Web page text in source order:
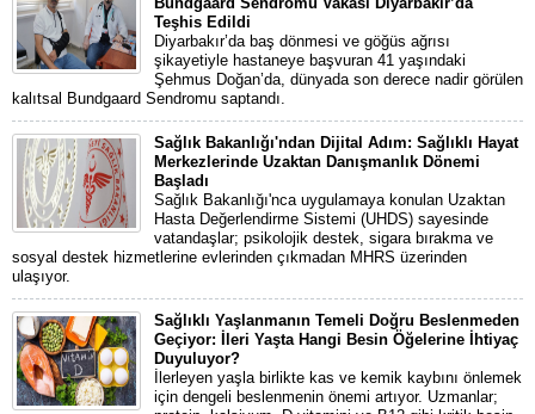
Teşhis Edildi
Diyarbakır’da baş dönmesi ve göğüs ağrısı
şikayetiyle hastaneye başvuran 41 yaşındaki
Şehmus Doğan’da, dünyada son derece nadir görülen
kalıtsal Bundgaard Sendromu saptandı.
Sağlık Bakanlığı'ndan Dijital Adım: Sağlıklı Hayat
Merkezlerinde Uzaktan Danışmanlık Dönemi
Başladı
Sağlık Bakanlığı'nca uygulamaya konulan Uzaktan
Hasta Değerlendirme Sistemi (UHDS) sayesinde
vatandaşlar; psikolojik destek, sigara bırakma ve
sosyal destek hizmetlerine evlerinden çıkmadan MHRS üzerinden
ulaşıyor.
Sağlıklı Yaşlanmanın Temeli Doğru Beslenmeden
Geçiyor: İleri Yaşta Hangi Besin Öğelerine İhtiyaç
Duyuluyor?
İlerleyen yaşla birlikte kas ve kemik kaybını önlemek
için dengeli beslenmenin önemi artıyor. Uzmanlar;